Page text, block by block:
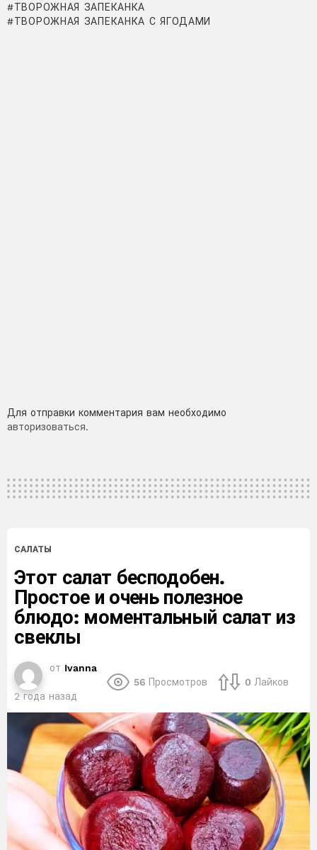
ТВОРОЖНАЯ ЗАПЕКАНКА
ТВОРОЖНАЯ ЗАПЕКАНКА С ЯГОДАМИ
Добавить
комментарий
Для отправки комментария вам необходимо
авторизоваться.
САЛАТЫ
Этот салат бесподобен.
Простое и очень полезное
блюдо: моментальный салат из
свеклы
от Ivanna
2 года назад
56 Просмотров 0 Лайков